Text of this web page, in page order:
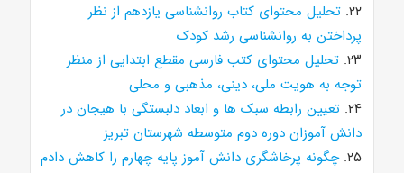
۲۲. تحلیل محتوای کتاب روانشناسی یازدهم از نظر
پرداختن به روانشناسی رشد کودک
۲۳. تحلیل محتوای کتب فارسی مقطع ابتدایی از منظر
توجه به هویت ملی، دینی، مذهبی و محلی
۲۴. تعیین رابطه سبک ها و ابعاد دلبستگی با هیجان در
دانش آموزان دوره دوم متوسطه شهرستان تبریز
۲۵. چگونه پرخاشگری دانش آموز پایه چهارم را کاهش دادم